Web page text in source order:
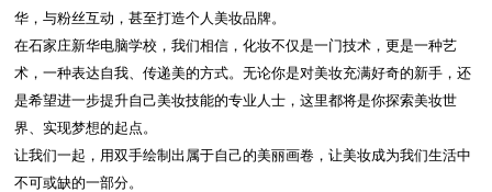
华，与粉丝互动，甚至打造个人美妆品牌。
在石家庄新华电脑学校，我们相信，化妆不仅是一门技术，更是一种艺
术，一种表达自我、传递美的方式。无论你是对美妆充满好奇的新手，还
是希望进一步提升自己美妆技能的专业人士，这里都将是你探索美妆世
界、实现梦想的起点。
让我们一起，用双手绘制出属于自己的美丽画卷，让美妆成为我们生活中
不可或缺的一部分。